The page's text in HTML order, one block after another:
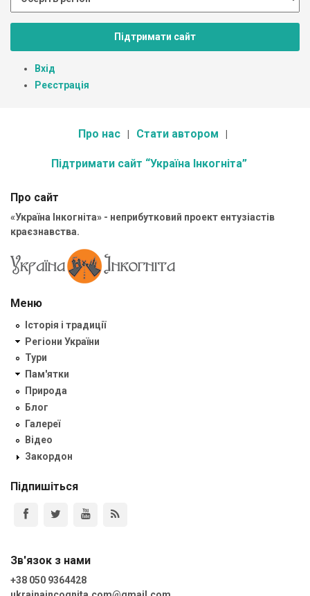
Підтримати сайт
Вхід
Реєстрація
Про нас Стати автором
Підтримати сайт “Україна Інкогніта”
Про сайт
«Україна Інкогніта» - неприбутковий проект ентузіастів
краєзнавства.
Меню
Історія і традиції
Регіони України
Тури
Пам'ятки
Природа
Блог
Галереї
Відео
Закордон
Підпишіться
Зв'язок з нами
+38 050 9364428